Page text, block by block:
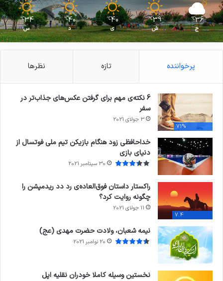
36
℃
ج
39
℃
ش
40
℃
ی
40
℃
د
34
℃
س
پرخواننده تازه نظرها
71%
6 نکته‌ی مهم برای گرفتن عکس‌های جذاب‌تر در
سفر
3 جولای 2021
خداحافظی زود هنگام بازیکن تیم ملی فوتسال از
دنیای بازی
30 سپتامبر 2021
7.4
راکستار داستان فوق‌العاده‌ی رد دد ریدمپشن را
چگونه روایت کرد؟
11 جولای 2021
نیمه شعبان، ولادت حضرت مهدی (عج)
20 نوامبر 2021
نخستین وسیله کاملا خودران نقلیه اپل